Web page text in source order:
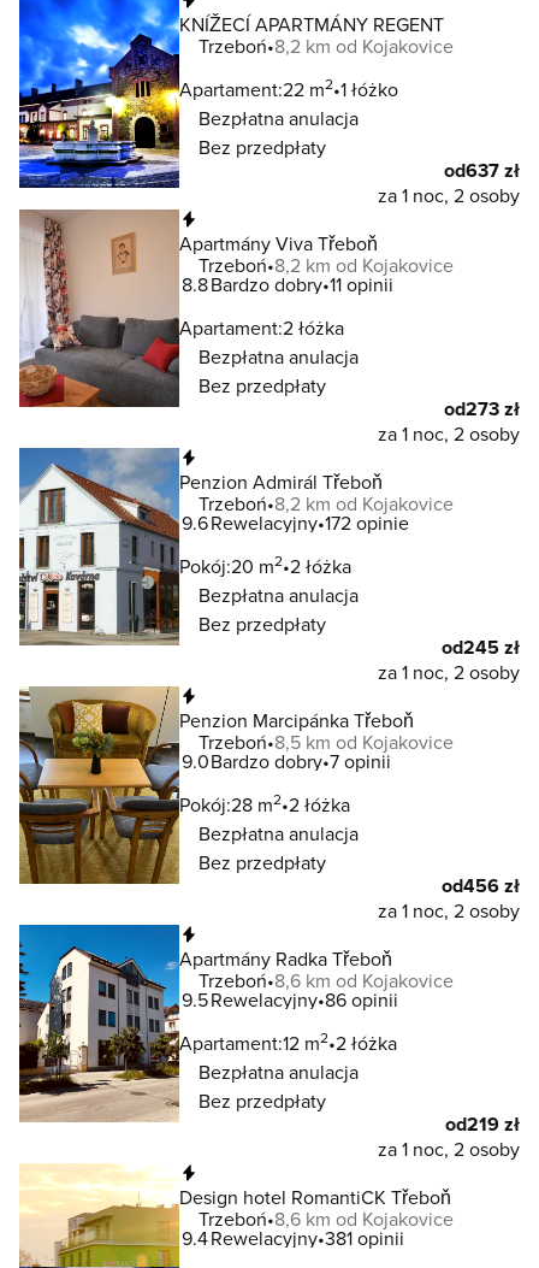
KNÍŽECÍ APARTMÁNY REGENT
Trzeboń 8,2 km od Kojakovice
Apartament:22 m2 1 łóżko
Bezpłatna anulacja
Bez przedpłaty
od637 zł
za 1 noc, 2 osoby
Apartmány Viva Třeboň
Trzeboń 8,2 km od Kojakovice
8.8Bardzo dobry 11 opinii
Apartament:2 łóżka
Bezpłatna anulacja
Bez przedpłaty
od273 zł
za 1 noc, 2 osoby
Penzion Admirál Třeboň
Trzeboń 8,2 km od Kojakovice
9.6Rewelacyjny 172 opinie
Pokój:20 m2 2 łóżka
Bezpłatna anulacja
Bez przedpłaty
od245 zł
za 1 noc, 2 osoby
Penzion Marcipánka Třeboň
Trzeboń 8,5 km od Kojakovice
9.0Bardzo dobry 7 opinii
Pokój:28 m2 2 łóżka
Bezpłatna anulacja
Bez przedpłaty
od456 zł
za 1 noc, 2 osoby
Apartmány Radka Třeboň
Trzeboń 8,6 km od Kojakovice
9.5Rewelacyjny 86 opinii
Apartament:12 m2 2 łóżka
Bezpłatna anulacja
Bez przedpłaty
od219 zł
za 1 noc, 2 osoby
Design hotel RomantiCK Třeboň
Trzeboń 8,6 km od Kojakovice
9.4Rewelacyjny 381 opinii